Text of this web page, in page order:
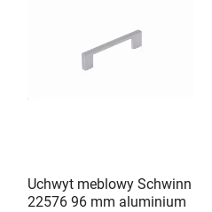
Uchwyt meblowy Schwinn
22576 96 mm aluminium